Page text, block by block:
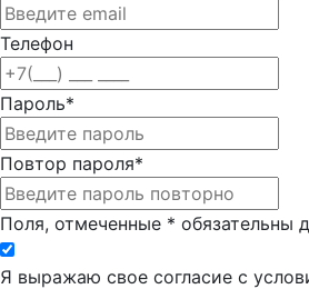
Телефон
Пароль*
Повтор пароля*
Поля, отмеченные * обязательны
Я выражаю свое согласие с